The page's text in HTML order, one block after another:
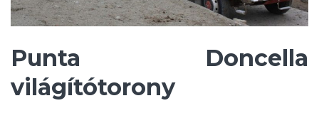
Punta Doncella
világítótorony